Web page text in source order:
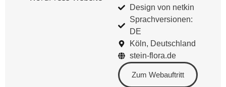
Design von netkin
Sprachversionen:
DE
Köln, Deutschland
stein-flora.de
Zum Webauftritt